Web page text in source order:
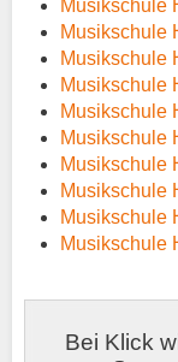
Musikschule
Musikschule
Musikschule
Musikschule
Musikschule
Musikschule
Musikschule
Musikschule
Musikschule
Musikschule
Bei Klick